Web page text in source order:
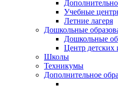
Учебные
Летние лагеря
Дошкольные
Дошкольные
Центр
Школы
Техникумы
Дополнительное